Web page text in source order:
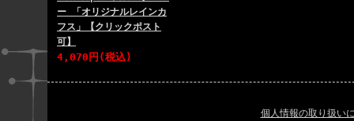
ー 「オリジナルレインカ
フス」【クリックポスト
可】
4,070円(税込)
個人情報の取り扱い